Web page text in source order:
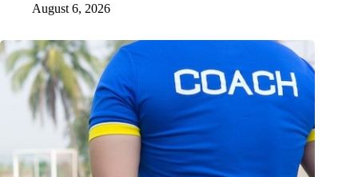
August 6, 2026